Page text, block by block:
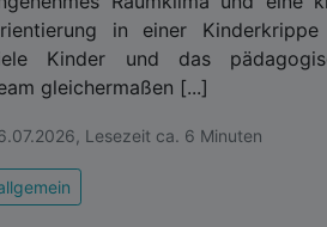
entscheidend sein, um
zu vermeiden. Dazu
Die videobasierte
erkennt in kürzester
in der Lösung eingebundenen
zugreifen, um die Lage vor
in einer
Kinder und das
gleichermaßen [...]
Lesezeit ca. 6 Minuten